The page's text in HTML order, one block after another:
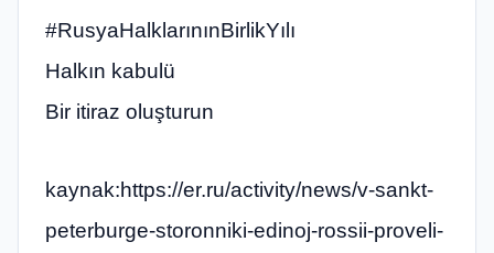
#RusyaHalklarınınBirlikYılı
Halkın kabulü
Bir itiraz oluşturun
kaynak:https://er.ru/activity/news/v-sankt-
peterburge-storonniki-edinoj-rossii-proveli-